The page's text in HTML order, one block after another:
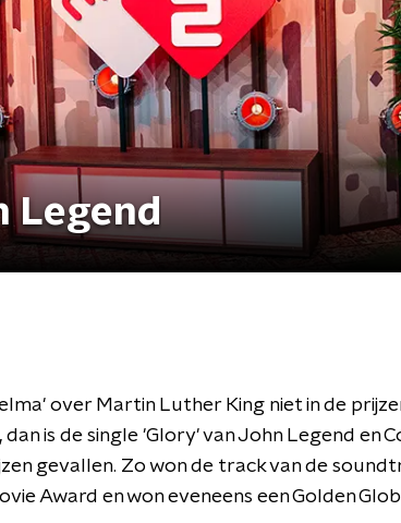
Legend
over Martin Luther King niet in de
is de single 'Glory' van John Legend en
gevallen. Zo won de track van de
Award en won eveneens een Golden